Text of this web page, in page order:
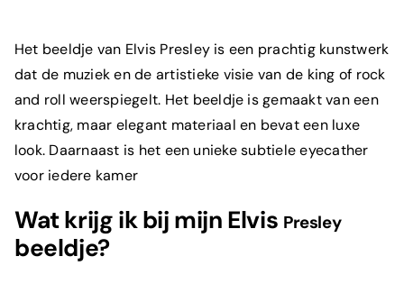
Het beeldje van Elvis Presley is een prachtigkunstwerk
dat de muziekende artistieke visie van de king of rock
and roll weerspiegelt. Het beeldje isgemaaktvaneen
krachtig, maar elegant materiaal en bevateenluxe
look. Daarnaast is het een unieke subtiele eyecather
voor iedere kamer
Wat krijg ik bij mijn Elvis Presley
beeldje?